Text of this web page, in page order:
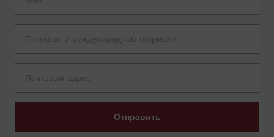
Отправить